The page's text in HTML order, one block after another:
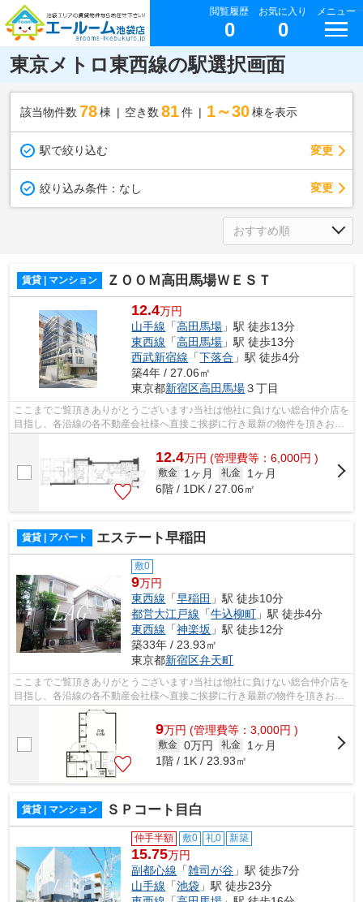
閲覧履歴
0
お気に入り
0
メニュー
東京メトロ東西線の駅選択画面
該当物件数 78棟 空き数 81 件 1～30 棟を表示
駅で絞り込む 変更
絞り込み条件： なし 変更
賃貸 | マンション ＺＯＯＭ高田馬場ＷＥＳＴ
12.4万円
山手線 「高田馬場 」駅 徒歩13分
東西線 「高田馬場 」駅 徒歩13分
西武新宿線 「下落合 」駅 徒歩4分
築4年 / 27.06㎡
東京都新宿区高田馬場３丁目
ここまでご覧頂きありがとうございます♪当社は他社に負けない総合仲介店を
目指し、各沿線の各不動産会社様へ直接ご挨拶に行き最新の物件を頂きお客
12.4万円 (管理費等：6,000円 )
敷金 1ヶ月 礼金
1ヶ月
6階 / 1DK / 27.06㎡
賃貸 | アパート エステート早稲田
敷0
9万円
東西線 「早稲田 」駅 徒歩10分
都営大江戸線 「牛込柳町 」駅 徒歩4分
東西線 「神楽坂 」駅 徒歩12分
築33年 / 23.93㎡
東京都新宿区弁天町
ここまでご覧頂きありがとうございます♪当社は他社に負けない総合仲介店を
目指し、各沿線の各不動産会社様へ直接ご挨拶に行き最新の物件を頂きお客
様へ提供しております！最新の情報は...
9万円 (管理費等：3,000円 )
敷金 0万円 礼金
1ヶ月
1階 / 1K / 23.93㎡
賃貸 | マンション ＳＰコート目白
仲手半額 敷0 礼0 新築
15.75万円
副都心線 「雑司が谷 」駅 徒歩7分
山手線 「池袋 」駅 徒歩23分